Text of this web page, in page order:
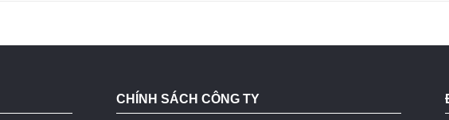
CHÍNH SÁCH CÔNG TY